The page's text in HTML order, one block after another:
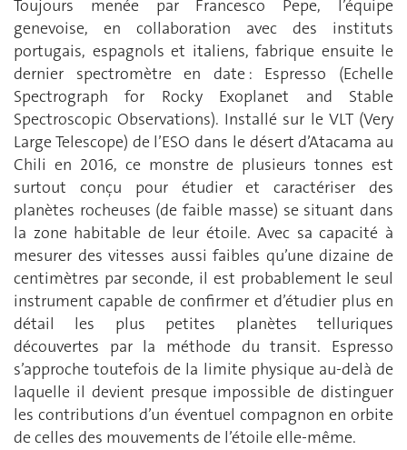
Toujours menée par Francesco Pepe, l’équipe
genevoise, en collaboration avec des instituts
portugais, espagnols et italiens, fabrique ensuite le
dernier spectromètre en date : Espresso (Echelle
Spectrograph for Rocky Exoplanet and Stable
Spectroscopic Observations). Installé sur le VLT (Very
Large Telescope) de l’ESO dans le désert d’Atacama au
Chili en 2016, ce monstre de plusieurs tonnes est
surtout conçu pour étudier et caractériser des
planètes rocheuses (de faible masse) se situant dans
la zone habitable de leur étoile. Avec sa capacité à
mesurer des vitesses aussi faibles qu’une dizaine de
centimètres par seconde, il est probablement le seul
instrument capable de confirmer et d’étudier plus en
détail les plus petites planètes telluriques
découvertes par la méthode du transit. Espresso
s’approche toutefois de la limite physique au-delà de
laquelle il devient presque impossible de distinguer
les contributions d’un éventuel compagnon en orbite
de celles des mouvements de l’étoile elle-même.